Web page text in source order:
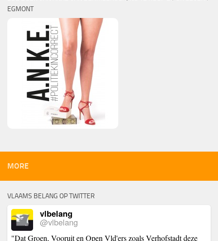
EGMONT
MORE
VLAAMS BELANG OP TWITTER
vlbelang
@vlbelang
"Dat Groen, Vooruit en Open Vld'ers zoals Verhofstadt deze